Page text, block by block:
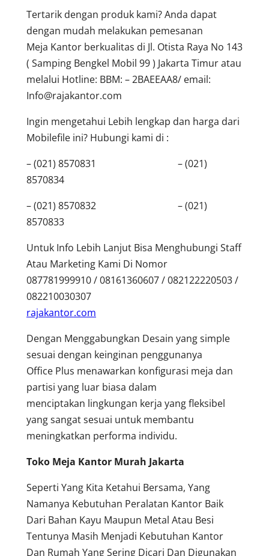
Tertarik dengan produk kami? Anda dapat
dengan mudah melakukan pemesanan
Meja Kantor berkualitas di Jl. Otista Raya No 143
( Samping Bengkel Mobil 99 ) Jakarta Timur atau
melalui Hotline: BBM: – 2BAEEAA8/ email:
Info@rajakantor.com
Ingin mengetahui Lebih lengkap dan harga dari
Mobilefile ini? Hubungi kami di :
– (021) 8570831 – (021)
8570834
– (021) 8570832 – (021)
8570833
Untuk Info Lebih Lanjut Bisa Menghubungi Staff
Atau Marketing Kami Di Nomor
087781999910 / 08161360607 / 082122220503 /
082210030307
rajakantor.com
Dengan Menggabungkan Desain yang simple
sesuai dengan keinginan penggunanya
Office Plus menawarkan konfigurasi meja dan
partisi yang luar biasa dalam
menciptakan lingkungan kerja yang fleksibel
yang sangat sesuai untuk membantu
meningkatkan performa individu.
Toko Meja Kantor Murah Jakarta
Seperti Yang Kita Ketahui Bersama, Yang
Namanya Kebutuhan Peralatan Kantor Baik
Dari Bahan Kayu Maupun Metal Atau Besi
Tentunya Masih Menjadi Kebutuhan Kantor
Dan Rumah Yang Sering Dicari Dan Digunakan